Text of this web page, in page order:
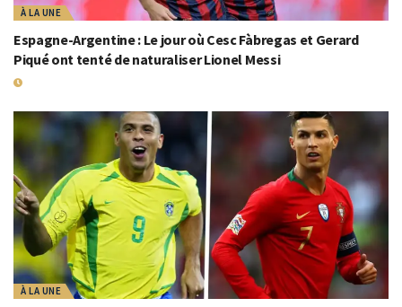
À LA UNE
Espagne-Argentine : Le jour où Cesc Fàbregas et Gerard
Piqué ont tenté de naturaliser Lionel Messi
À LA UNE